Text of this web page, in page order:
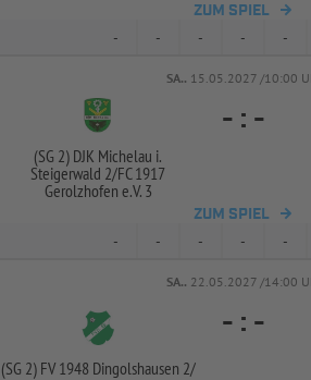
ZUM SPIEL
- - - - -
SA.. 15.05.2027 /10:00
(SG 2) DJK Michelau i.
Steigerwald 2/FC 1917
Gerolzhofen e.V. 3
- : -
ZUM SPIEL
- - - - -
SA.. 22.05.2027 /14:00
(SG 2) FV 1948 Dingolshausen 2/
- : -